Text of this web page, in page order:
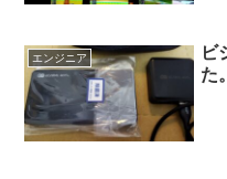
エンジニア
ビ
た